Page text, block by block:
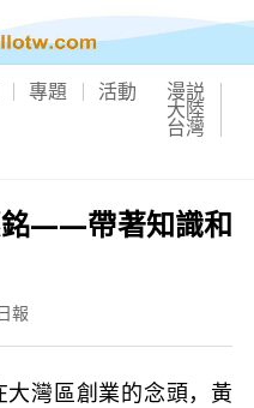
專題 活動 漫説
大陸
台灣
銘——帶著知識和
報
灣區創業的念頭，黃